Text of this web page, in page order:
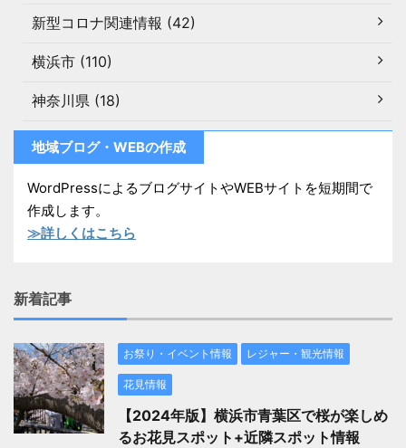
新型コロナ関連情報 (42)
横浜市 (110)
神奈川県 (18)
地域ブログ・WEBの作成
WordPressによるブログサイトやWEBサイトを短期間で
作成します。
≫詳しくはこちら
新着記事
お祭り・イベント情報 レジャー・観光情報
花見情報
【2024年版】横浜市青葉区で桜が楽しめ
るお花見スポット+近隣スポット情報